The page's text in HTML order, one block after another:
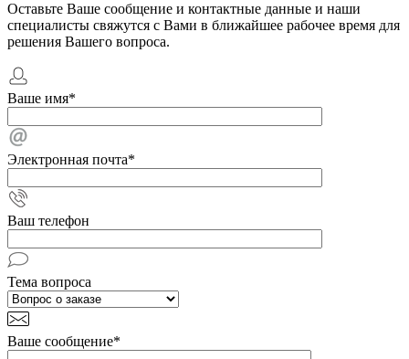
Оставьте Ваше сообщение и контактные данные и наши
специалисты свяжутся с Вами в ближайшее рабочее время для
решения Вашего вопроса.
Ваше имя*
Электронная почта*
Ваш телефон
Тема вопроса
Ваше сообщение*